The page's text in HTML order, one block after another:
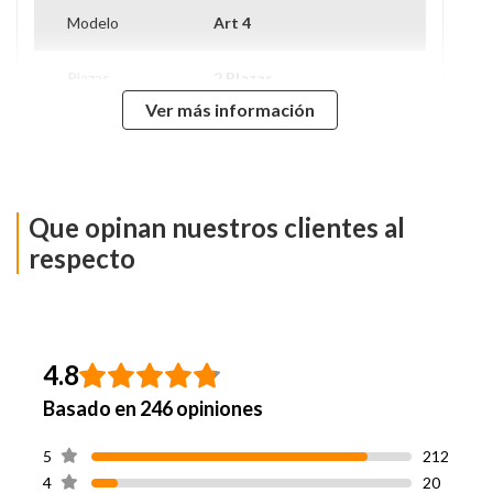
Modelo Art 4
Tipo De Base Base Dividida
Alto Colchón 33 Cm
Ancho 150 Cm
Largo 200 Cm
Ver más información
Que opinan nuestros clientes al
respecto
4.8
Basado en 246 opiniones
4 20
5 212